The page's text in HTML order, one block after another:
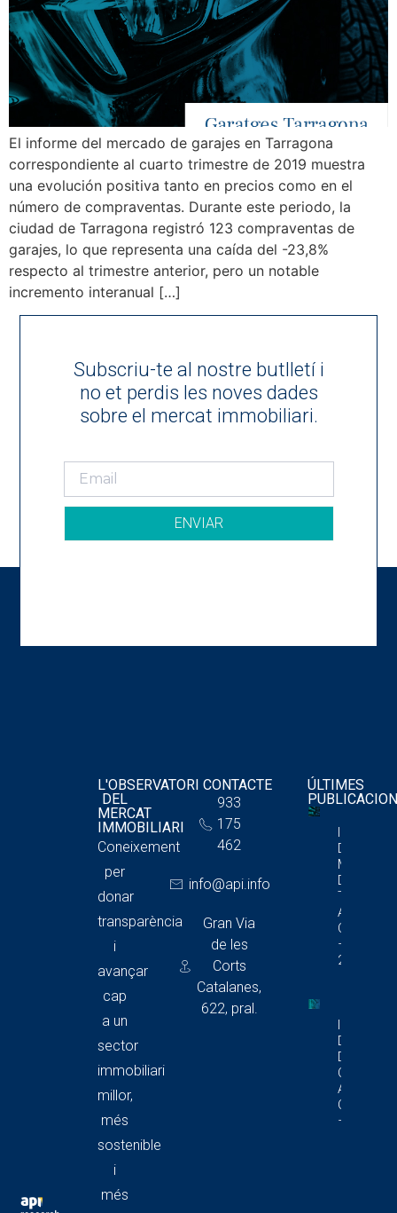
El informe del mercado de garajes en Tarragona
correspondiente al cuarto trimestre de 2019 muestra
una evolución positiva tanto en precios como en el
número de compraventas. Durante este periodo, la
ciudad de Tarragona registró 123 compraventas de
garajes, lo que representa una caída del -23,8%
respecto al trimestre anterior, pero un notable
incremento interanual […]
Subscriu-te al nostre butlletí i
no et perdis les noves dades
sobre el mercat immobiliari.
ENVIAR
L'OBSERVATORI
DEL
MERCAT
IMMOBILIARI
Coneixement
per
donar
transparència
i
avançar
cap
a un
sector
immobiliari
millor,
més
sostenible
i
més
CONTACTE
933
175
462
info@api.info
Gran Via
de les
Corts
Catalanes,
622, pral.
ÚLTIMES
Informe
Del
Mercat
De
Trasters
A
Catalunya
– 1T
2026
Informe
Del
De Locals
A
Catalunya
– 1T 2026